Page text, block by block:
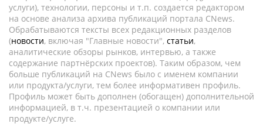
услуги), технологии, персоны и т.п. создается редактором
на основе анализа архива публикаций портала CNews.
Обрабатываются тексты всех редакционных разделов
(новости, включая "Главные новости", статьи,
аналитические обзоры рынков, интервью, а также
содержание партнёрских проектов). Таким образом, чем
больше публикаций на CNews было с именем компании
или продукта/услуги, тем более информативен профиль.
Профиль может быть дополнен (обогащен) дополнительной
информацией, в т.ч. презентацией о компании или
продукте/услуге.